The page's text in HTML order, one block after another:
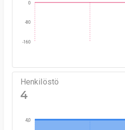
-160
-80
0
Henkilöstö
4
4,0